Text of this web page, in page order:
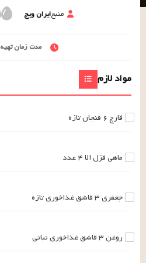
منبعایران ویج
مدت زمان تهیه
مواد لازم
قارچ ۶ فنجانتازه
ماهی قزل الا۴ عدد
جعفری۳قاشق غذاخوریتازه
روغن۳قاشق غذاخورینباتی